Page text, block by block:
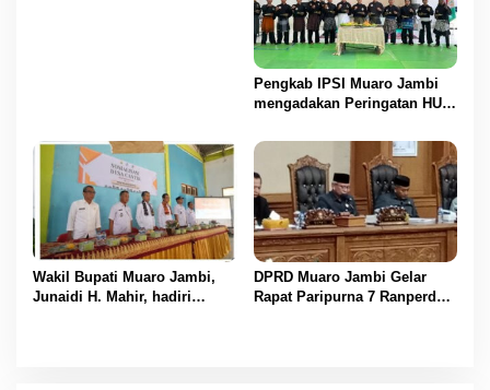
Pengkab IPSI Muaro Jambi
mengadakan Peringatan HUT
Wakil Bupati Muaro Jambi,
Junaidi H. Mahir, hadiri
DPRD Muaro Jambi Gelar
Rapat Paripurna 7 Ranperda